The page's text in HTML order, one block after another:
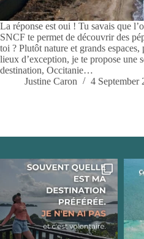
La réponse est oui ! Tu savais que
SNCF te permet de découvrir des
toi ? Plutôt nature et grands
lieux d’exception, je te propose une
destination, Occitanie…
Justine Caron
4 September